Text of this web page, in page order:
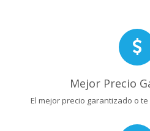
Mejor Precio
El mejor precio garantizado o